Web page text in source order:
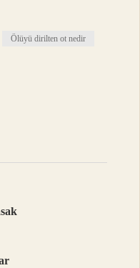
Ölüyü dirilten ot nedir